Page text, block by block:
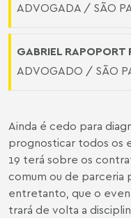
ADVOGADA / SÃO
GABRIEL RAPOPORT
ADVOGADO / SÃO
Ainda é cedo para
prognosticar todos os
19 terá sobre os
comum ou de parceria
entretanto, que o
trará de volta a